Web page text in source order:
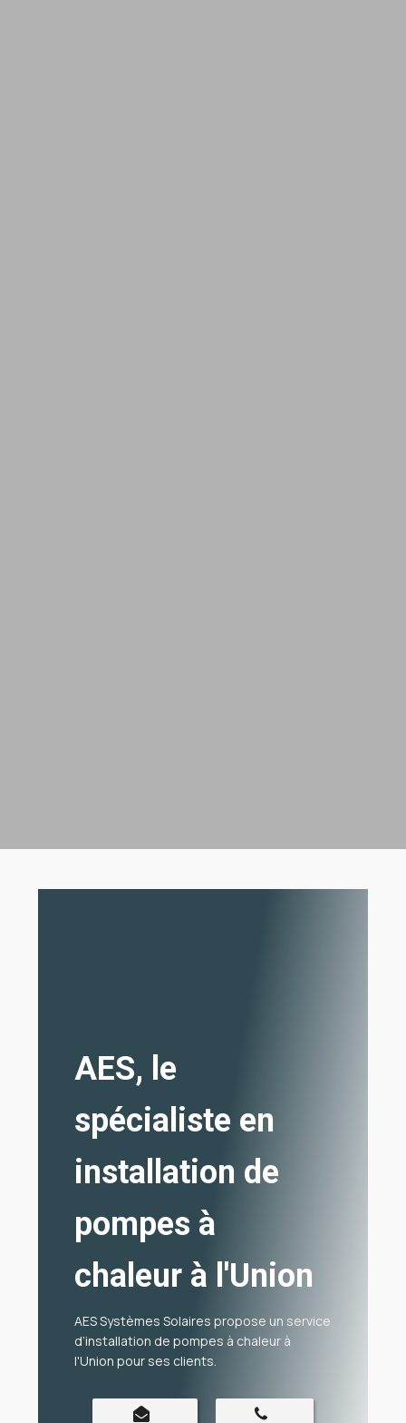
AES, le
spécialiste en
installation de
pompes à
chaleur à l'Union
AES Systèmes Solaires propose un service
d’installation de pompes à chaleur à
l'Union pour ses clients.